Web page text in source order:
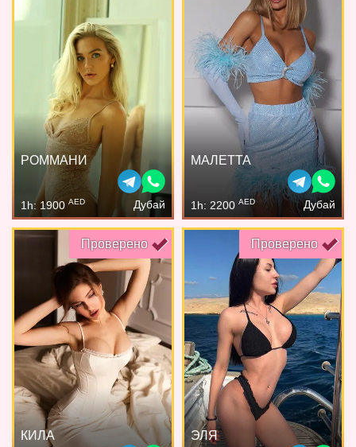
РОММАНИ
1h: 1900 AED Дубай
МАЛЕТТА
1h: 2200 AED Дубай
Проверено
КИЛА
Проверено
ЭЛЯ